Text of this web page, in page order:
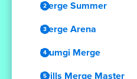
Merge Summer
Merge Arena
Blumgi Merge
Drills Merge Master